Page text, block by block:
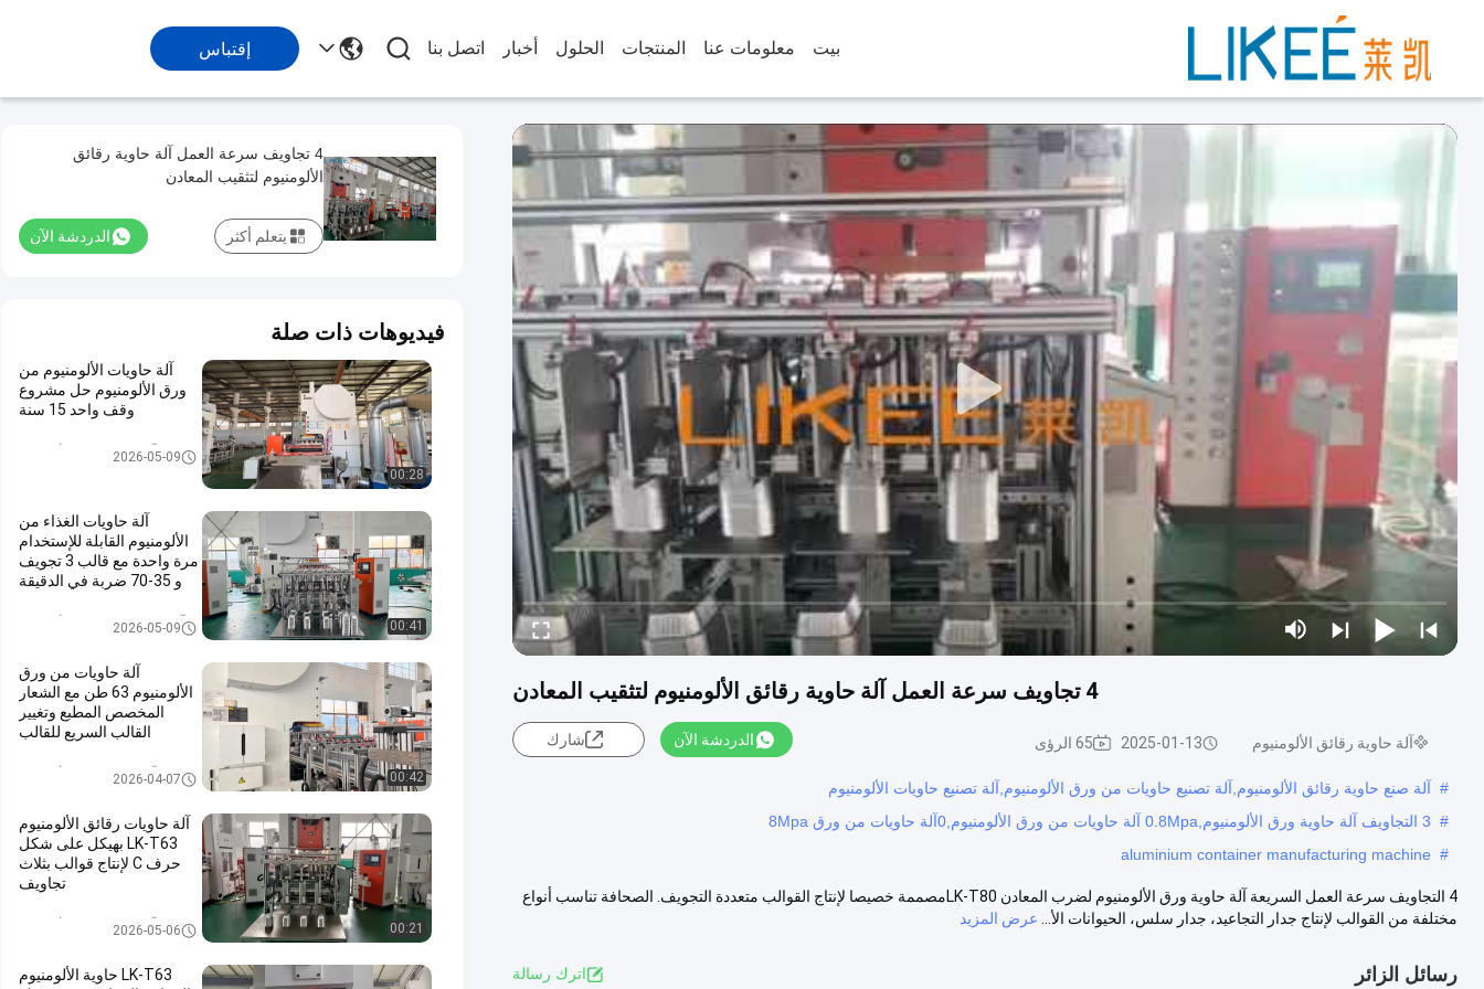
بيت معلومات عنا المنتجات الحلول أخبار اتصل بنا إقتباس
4 تجاويف سرعة العمل آلة حاوية رقائق الألومنيوم لتثقيب المعادن
آلة حاوية رقائق الألومنيوم 2025-01-13 65 الرؤى الدردشة الآن شارك
# آلة صنع حاوية رقائق الألومنيوم,آلة تصنيع حاويات من ورق الألومنيوم,آلة تصنيع حاويات الألومنيوم
# 3 التجاويف آلة حاوية ورق الألومنيوم,0.8Mpa آلة حاويات من ورق الألومنيوم,0آلة حاويات من ورق 8Mpa
#
aluminium container manufacturing machine
4 التجاويف سرعة العمل السريعة آلة حاوية ورق الألومنيوم لضرب المعادن LK-T80مصممة خصيصا لإنتاج القوالب متعددة التجويف. الصحافة تناسب أنواع
مختلفة من القوالب لإنتاج جدار التجاعيد، جدار سلس، الحيوانات الأ...
عرض المزيد
رسائل الزائر اترك رسالة
4 تجاويف سرعة العمل آلة حاوية رقائق
الألومنيوم لتثقيب المعادن
الدردشة الآن يتعلم أكثر
فيديوهات ذات صلة
00:28
آلة حاويات الألومنيوم من
ورق الألومنيوم حل مشروع
وقف واحد 15 سنة
آلة حاوية رقائق الألومنيوم
2026-05-09
00:41
آلة حاويات الغذاء من
الألومنيوم القابلة للإستخدام
مرة واحدة مع قالب 3 تجويف
و 35-70 ضربة في الدقيقة
آلة حاويات الغذاء من الألومنيوم
2026-05-09
00:42
آلة حاويات من ورق
الألومنيوم 63 طن مع الشعار
المخصص المطبع وتغيير
القالب السريع للقالب
آلة حاوية رقائق الألومنيوم
2026-04-07
00:21
آلة حاويات رقائق الألومنيوم
LK-T63 بهيكل على شكل
حرف C لإنتاج قوالب بثلاث
تجاويف
آلة حاوية رقائق الألومنيوم
2026-05-06
LK-T63 حاوية الألومنيوم